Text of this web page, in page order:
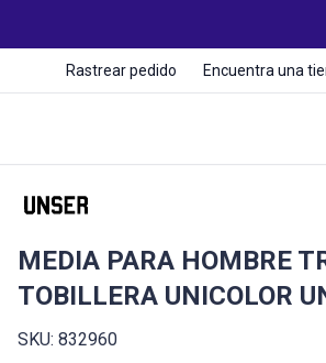
Rastrear pedido Encuentra una
MEDIA PARA HOMBRE
TOBILLERA UNICOLOR
SKU: 832960